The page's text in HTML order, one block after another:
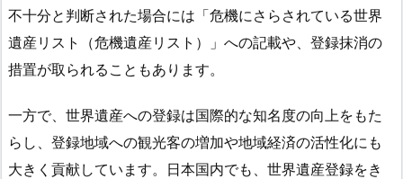
不十分と判断された場合には「危機にさらされている世界
遺産リスト（危機遺産リスト）」への記載や、登録抹消の
措置が取られることもあります。
一方で、世界遺産への登録は国際的な知名度の向上をもた
らし、登録地域への観光客の増加や地域経済の活性化にも
大きく貢献しています。日本国内でも、世界遺産登録をき